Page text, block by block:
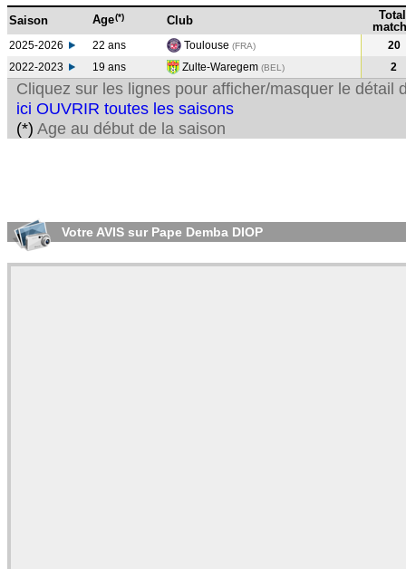
Saison Age(*) Club
Total
2025-2026 22 ans Toulouse (FRA)
20
2022-2023
19 ans Zulte-Waregem (BEL ) 2
Cliquez sur les lignes pour afficher/masquer le détail
ici OUVRIR toutes les saisons
(*) Age au début de la saison
Votre AVIS sur Pape Demba DIOP